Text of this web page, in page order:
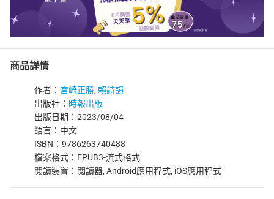
商品詳情
作者： 宮崎正勝, 賴詩韻
出版社： 時報出版
出版日期：2023/08/04
語言：中文
ISBN：9786263740488
檔案格式：EPUB3-流式格式
閱讀裝置：閱讀器, Android應用程式, iOS應用程式